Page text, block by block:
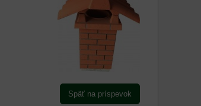
Späť na príspevok